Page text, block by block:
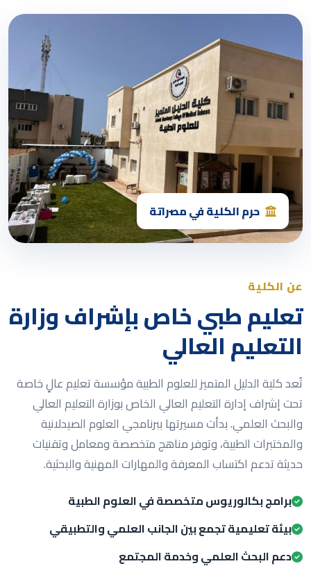
حرم الكلية في مصراتة
عن الكلية
تعليم طبي خاص بإشراف وزارة
التعليم العالي
تُعد كلية الدليل المتميز للعلوم الطبية مؤسسة تعليم عالٍ خاصة
تحت إشراف إدارة التعليم العالي الخاص بوزارة التعليم العالي
والبحث العلمي. بدأت مسيرتها ببرنامجي العلوم الصيدلانية
والمختبرات الطبية، وتوفر مناهج متخصصة ومعامل وتقنيات
حديثة تدعم اكتساب المعرفة والمهارات المهنية والبحثية.
برامج بكالوريوس متخصصة في العلوم الطبية
بيئة تعليمية تجمع بين الجانب العلمي والتطبيقي
دعم البحث العلمي وخدمة المجتمع